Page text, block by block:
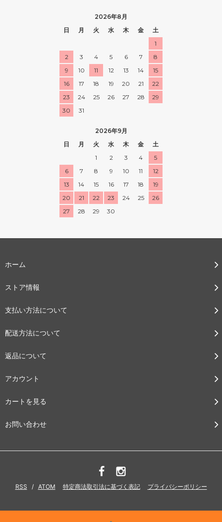
2026年8月
日
月 火 水 木 金
土
1
2
3 4 5 6 7
8
9
10 11 12 13 14
15
16
17 18 19 20 21
22
23
24 25 26 27 28
29
30
31
2026年9月
日
月 火 水 木 金
土
1
2 3 4
5
6
7 8 9 10 11
12
13
14 15 16 17 18
19
20
21 22 23 24 25
26
27
28 29 30
ホーム
ストア情報
支払い方法について
配送方法について
返品について
アカウント
カートを見る
お問い合わせ
RSS / ATOM 特定商法取引法に基づく表記 プライバシーポリシー